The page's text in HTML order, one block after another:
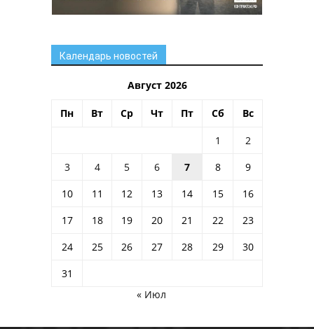
Календарь новостей
Август 2026
Пн Вт Ср Чт Пт Сб Вс
1
2
3
4 5 6 7 8
9
10
11 12 13 14 15
16
17
18 19 20 21 22
23
24
25 26 27 28 29
30
31
« Июл